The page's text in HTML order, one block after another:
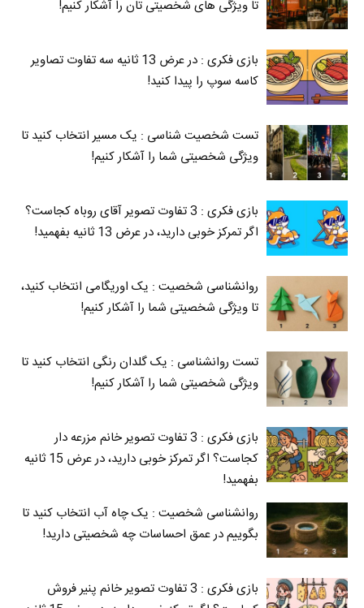
تا ویژگی های شخصیتی تان را آشکار کنیم!
بازی فکری : در عرض 13 ثانیه سه تفاوت تصاویر
کاسه‌ سوپ را پیدا کنید!
تست شخصیت شناسی : یک مسیر انتخاب کنید تا
ویژگی شخصیتی شما را آشکار کنیم!
بازی فکری : 3 تفاوت تصویر آقای روباه کجاست؟
اگر تمرکز خوبی دارید، در عرض 13 ثانیه بفهمید!
روانشناسی شخصیت : یک اوریگامی انتخاب کنید،
تا ویژگی شخصیتی شما را آشکار کنیم!
تست روانشناسی : یک گلدان رنگی انتخاب کنید تا
ویژگی شخصیتی شما را آشکار کنیم!
بازی فکری : 3 تفاوت تصویر خانم مزرعه دار
کجاست؟ اگر تمرکز خوبی دارید، در عرض 15 ثانیه
بفهمید!
روانشناسی شخصیت : یک چاه آب انتخاب کنید تا
بگوییم در عمق احساسات چه شخصیتی دارید!
بازی فکری : 3 تفاوت تصویر خانم پنیر فروش